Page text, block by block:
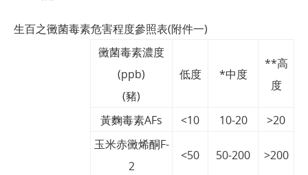
生百之黴菌毒素危害程度參照表(附件一)
黴菌毒素濃度
(ppb)
(豬)
低度 *中度
**高
度
黃麴毒素AFs <10 10-20
>20
玉米赤黴烯酮F-
2
<50 50-200 >200